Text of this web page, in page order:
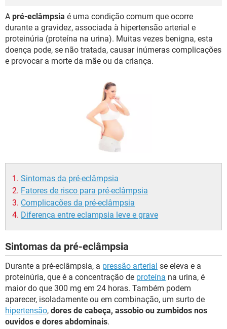
BEM-ESTAR
SEXUALIDADE
A pré-eclâmpsia é uma condição comum que ocorre
durante a gravidez, associada à hipertensão arterial e
proteinúria (proteína na urina). Muitas vezes benigna, esta
doença pode, se não tratada, causar inúmeras complicações
e provocar a morte da mãe ou da criança.
Sintomas da pré-eclâmpsia
Fatores de risco para pré-eclâmpsia
Complicações da pré-eclâmpsia
Diferença entre eclampsia leve e grave
Sintomas da pré-eclâmpsia
Durante a pré-eclâmpsia, a pressão arterial se eleva e a
proteinúria, que é a concentração de proteína na urina, é
maior do que 300 mg em 24 horas. Também podem
aparecer, isoladamente ou em combinação, um surto de
hipertensão, dores de cabeça, assobio ou zumbidos nos
ouvidos e dores abdominais.